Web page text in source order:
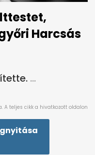
Harcsás